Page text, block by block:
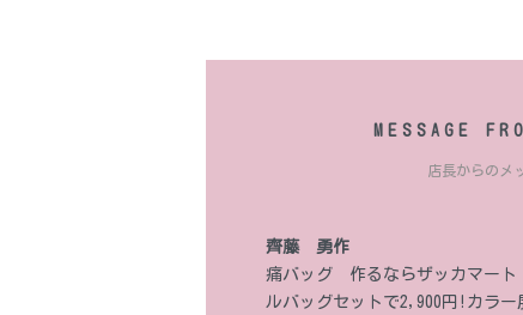
MESSAGE
店長からのメ
齊藤 勇作
痛バッグ 作るならザッカマー
ルバッグセットで2,900円!カラー